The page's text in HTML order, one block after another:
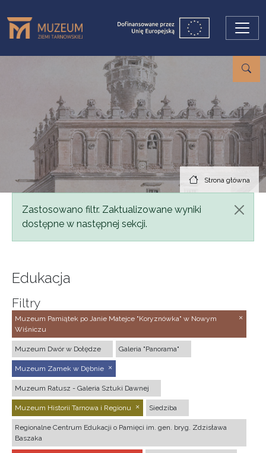
Strona główna
Komunikat
Zastosowano filtr. Zaktualizowane wyniki
dostępne w następnej sekcji.
Edukacja
Filtry
Muzeum Pamiątek po Janie Matejce "Koryznówka" w Nowym
Wiśniczu
Muzeum Dwór w Dołędze Galeria "Panorama"
Muzeum Zamek w Dębnie
Muzeum Ratusz - Galeria Sztuki Dawnej
Muzeum Historii Tarnowa i Regionu Siedziba
Regionalne Centrum Edukacji o Pamięci im. gen. bryg. Zdzisława
Baszaka